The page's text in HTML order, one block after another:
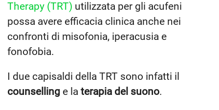
Therapy (TRT) utilizzata per gli acufeni
possa avere efficacia clinica anche nei
confronti di misofonia, iperacusia e
fonofobia.
I due capisaldi della TRT sono infatti il
counselling e la terapia del suono.